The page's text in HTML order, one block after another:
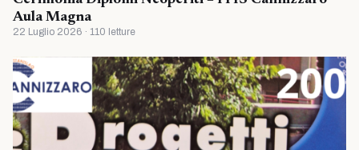
Aula Magna
22 Luglio 2026 · 110 letture